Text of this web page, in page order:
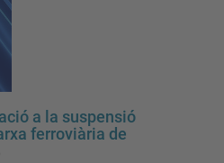
a la suspensió
ferroviària de